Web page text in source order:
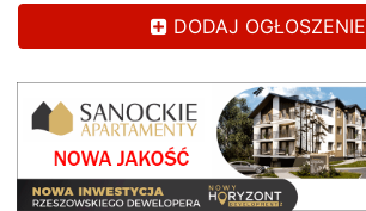
DODAJ OGŁOSZENIE